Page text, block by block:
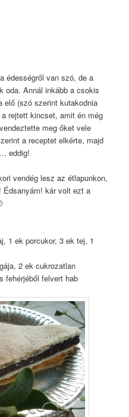
édességről van szó, de a
oda. Annál inkább a csokis
elő (szó szerint kutakodnia
rejtett kincset, amit én még
meg őket vele
a receptet elkérte, majd
eddig!
vendég lesz az étlapunkon,
Édsanyám! kár volt ezt a
1 ek porcukor, 3 ek tej, 1
2 ek cukrozatlan
fehérjéből felvert hab